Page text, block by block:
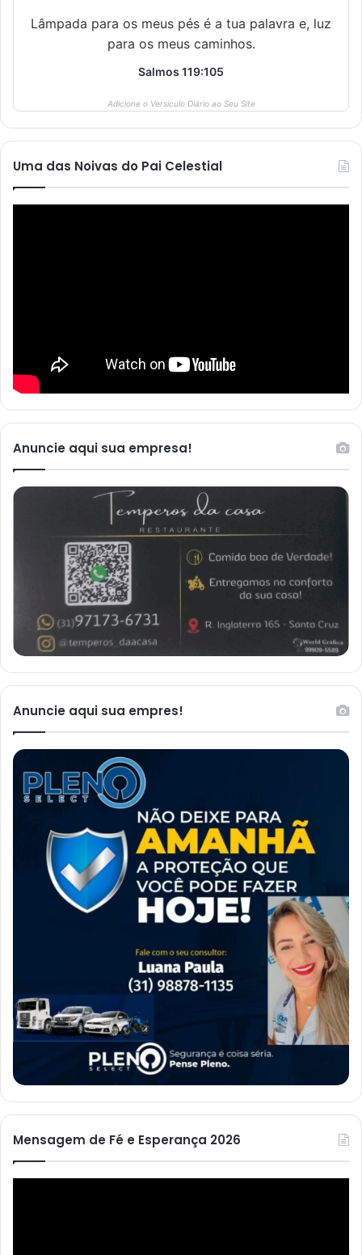
Lâmpada para os meus pés é a tua palavra e, luz
para os meus caminhos.
Salmos 119:105
Adicione o Versículo Diário ao Seu Site
Uma das Noivas do Pai Celestial
Anuncie aqui sua empresa!
Anuncie aqui sua empres!
Mensagem de Fé e Esperança 2026